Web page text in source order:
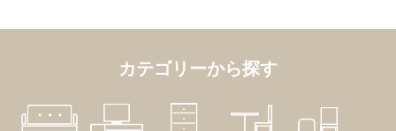
カテゴリーから探す